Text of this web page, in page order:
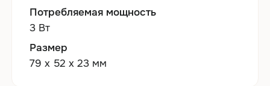
Потребляемая мощность
3 Вт
Размер
79 x 52 х 23 мм